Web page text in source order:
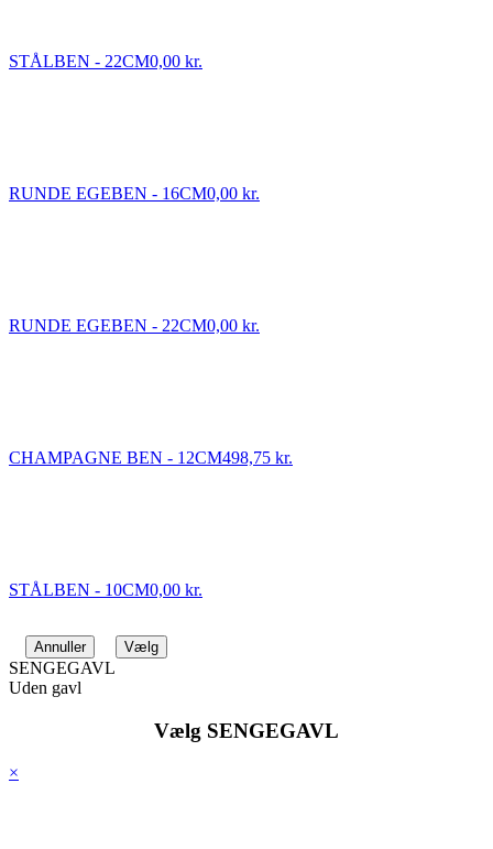
STÅLBEN - 22CM0,00 kr.
RUNDE EGEBEN - 16CM0,00 kr.
RUNDE EGEBEN - 22CM0,00 kr.
CHAMPAGNE BEN - 12CM498,75 kr.
STÅLBEN - 10CM0,00 kr.
Annuller Vælg
SENGEGAVL
Uden gavl
Vælg SENGEGAVL
×